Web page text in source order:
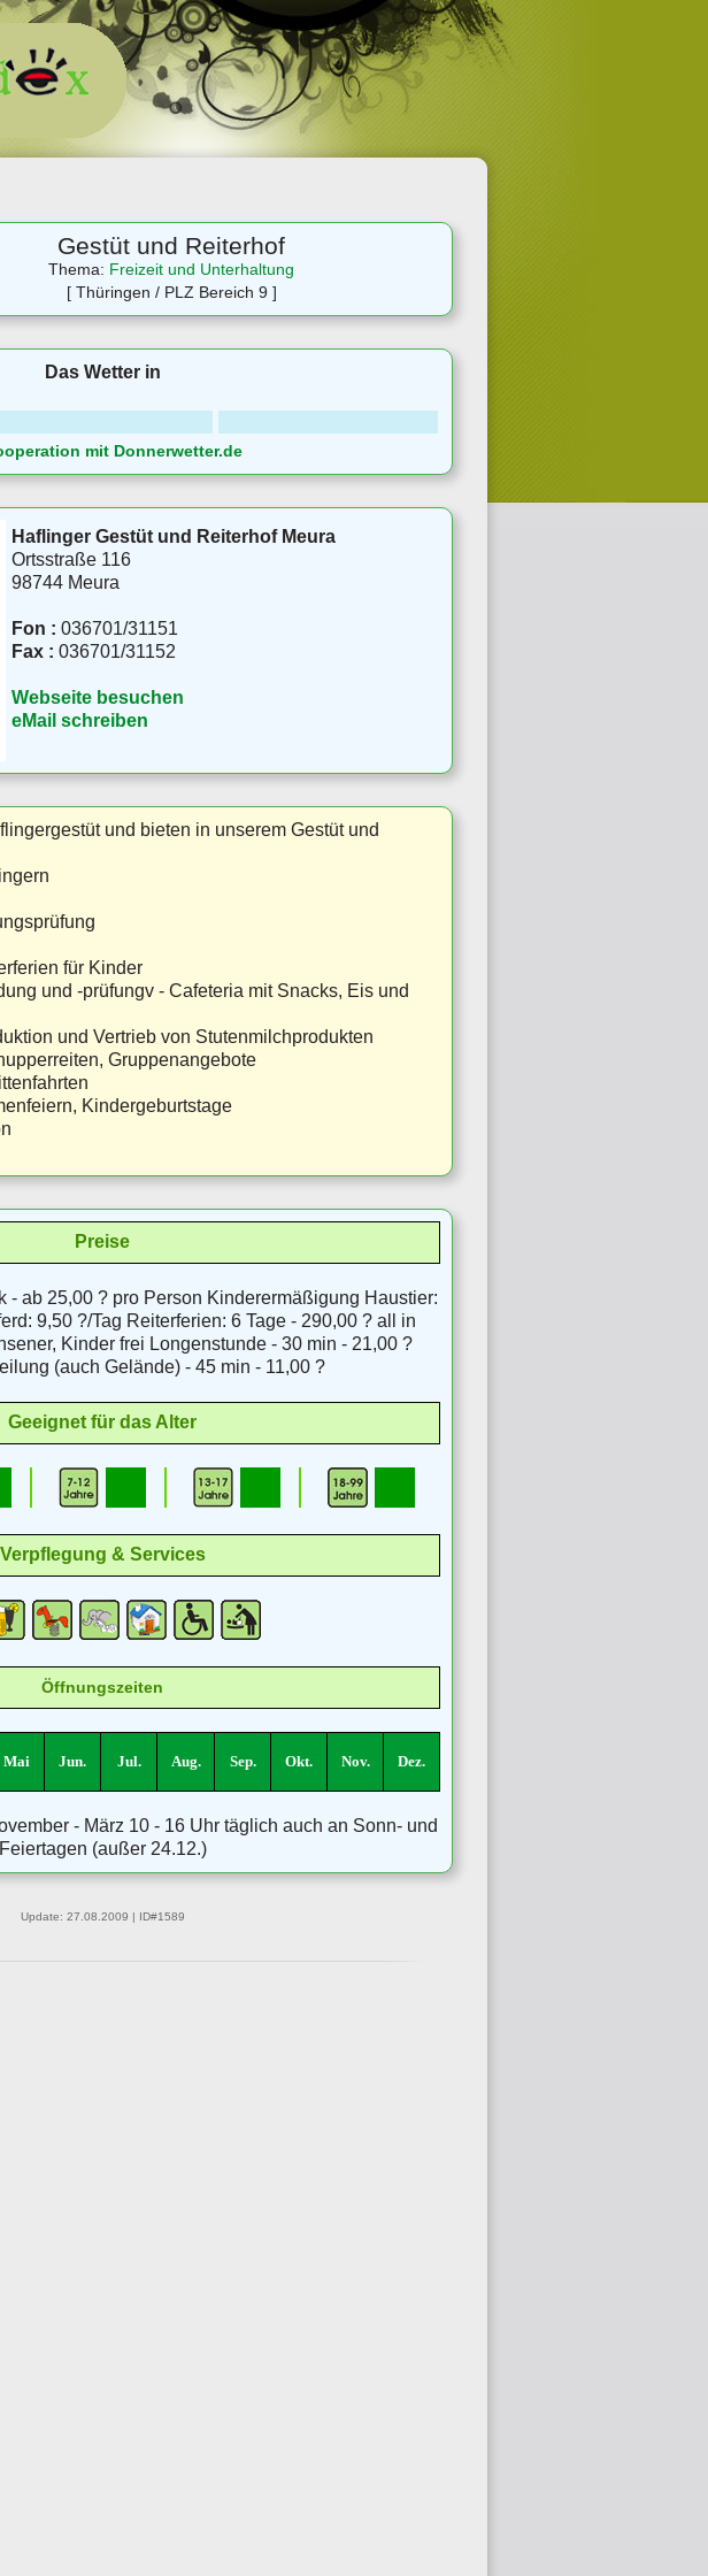
Gestüt und Reiterhof
Thema: Freizeit und Unterhaltung
[ Thüringen / PLZ Bereich 9 ]
Das Wetter in
mit Donnerwetter.de
Haflinger Gestüt und Reiterhof Meura
Ortsstraße 116
98744 Meura
Fon : 036701/31151
Fax : 036701/31152
Webseite besuchen
eMail schreiben
und bieten in unserem Gestüt und
für Kinder
und -prüfungv - Cafeteria mit Snacks, Eis und
und Vertrieb von Stutenmilchprodukten
Gruppenangebote
Kindergeburtstage
Preise
- ab 25,00 ? pro Person Kinderermäßigung Haustier:
9,50 ?/Tag Reiterferien: 6 Tage - 290,00 ? all in
Kinder frei Longenstunde - 30 min - 21,00 ?
(auch Gelände) - 45 min - 11,00 ?
Geeignet für das Alter
Verpflegung & Services
Öffnungszeiten
Mai Jun. Jul. Aug. Sep. Okt. Nov. Dez.
- März 10 - 16 Uhr täglich auch an Sonn- und
Feiertagen (außer 24.12.)
Update: 27.08.2009 | ID#1589